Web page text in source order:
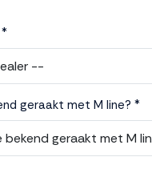
geraakt met M line? *